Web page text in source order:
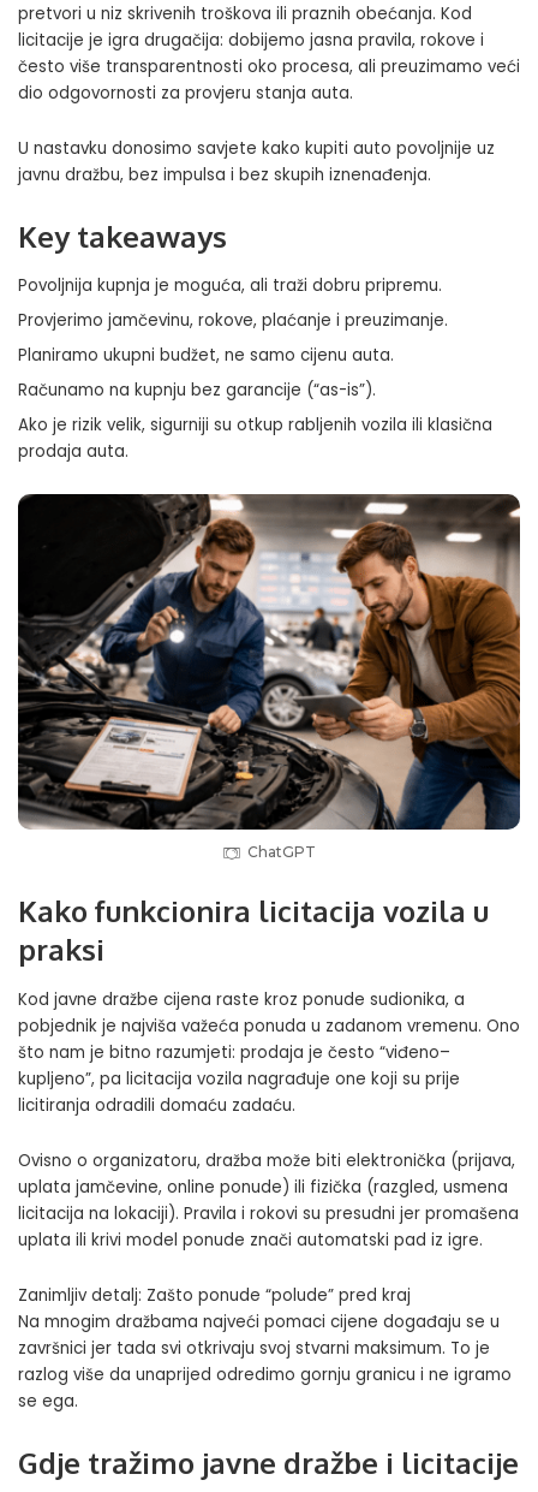
pretvori u niz skrivenih troškova ili praznih obećanja. Kod
licitacije je igra drugačija: dobijemo jasna pravila, rokove i
često više transparentnosti oko procesa, ali preuzimamo veći
dio odgovornosti za provjeru stanja auta.
U nastavku donosimo savjete kako kupiti auto povoljnije uz
javnu dražbu, bez impulsa i bez skupih iznenađenja.
Key takeaways
Povoljnija kupnja je moguća, ali traži dobru pripremu.
Provjerimo jamčevinu, rokove, plaćanje i preuzimanje.
Planiramo ukupni budžet, ne samo cijenu auta.
Računamo na kupnju bez garancije (“as-is”).
Ako je rizik velik, sigurniji su otkup rabljenih vozila ili klasična
prodaja auta.
ChatGPT
Kako funkcionira licitacija vozila u
praksi
Kod javne dražbe cijena raste kroz ponude sudionika, a
pobjednik je najviša važeća ponuda u zadanom vremenu. Ono
što nam je bitno razumjeti: prodaja je često “viđeno–
kupljeno”, pa licitacija vozila nagrađuje one koji su prije
licitiranja odradili domaću zadaću.
Ovisno o organizatoru, dražba može biti elektronička (prijava,
uplata jamčevine, online ponude) ili fizička (razgled, usmena
licitacija na lokaciji). Pravila i rokovi su presudni jer promašena
uplata ili krivi model ponude znači automatski pad iz igre.
Zanimljiv detalj: Zašto ponude “polude” pred kraj
Na mnogim dražbama najveći pomaci cijene događaju se u
završnici jer tada svi otkrivaju svoj stvarni maksimum. To je
razlog više da unaprijed odredimo gornju granicu i ne igramo
se ega.
Gdje tražimo javne dražbe i licitacije